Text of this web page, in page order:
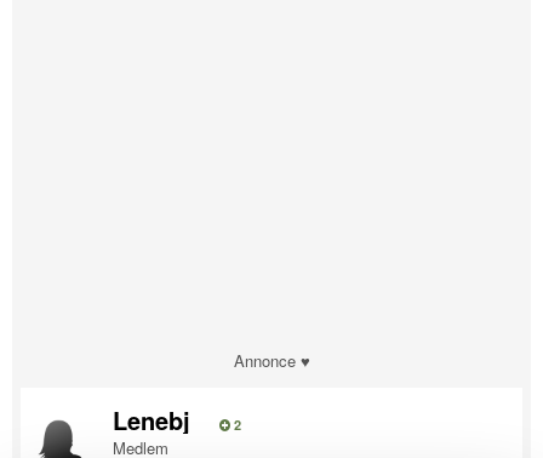
Annonce ♥
Lenebj 2
Medlem